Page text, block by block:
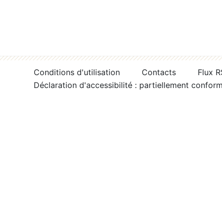
Conditions d'utilisation Contacts
Flux
Déclaration d'accessibilité : partiellement